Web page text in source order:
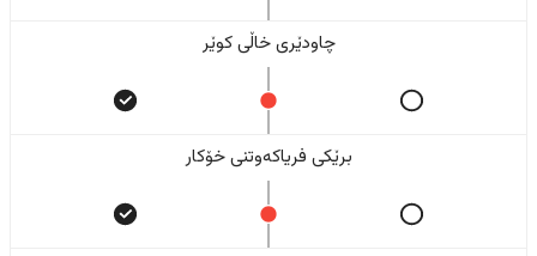
چاودێری خاڵی کوێر
برێکی فریاکەوتنی خۆکار